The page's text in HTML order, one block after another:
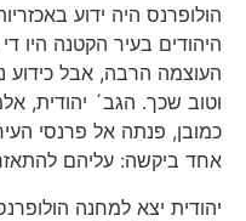
הולופרנס היה ידוע
היהודים בעיר הקטנה היו די
העוצמה הרבה, אבל כידוע
וטוב שכך. הגב´ יהודית,
כמובן, פנתה אל פרנסי
אחד ביקשה: עליהם להתאזר
יהודית יצא למחנה